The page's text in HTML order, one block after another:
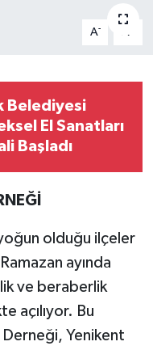
A- A
Belediyesi
El Sanatları
Başladı
olduğu ilçeler
ayında
ve beraberlik
açılıyor. Bu
Derneği, Yenikent